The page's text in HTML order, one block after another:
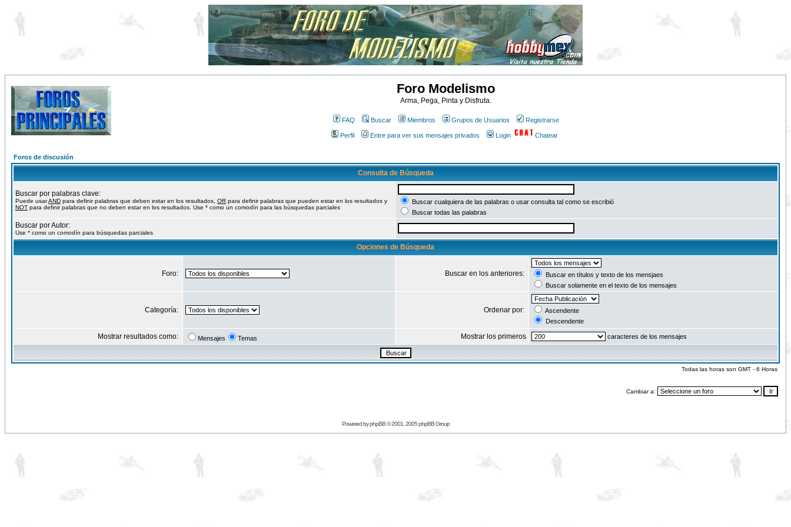
Foro Modelismo
Arma, Pega, Pinta y Disfruta.
FAQ Buscar Miembros Grupos de Usuarios Registrarse
Perfil Entre para ver sus mensajes privados Login Chatear
Foros de discusión
Consulta de Búsqueda
Buscar por palabras clave:
Puede usarAND para definir palabras que deben estar en los resultados, OR para definir palabras que pueden estar en los resultados y
NOT para definir palabras que no deben estar en los resultados. Use * como un comodín para las búsquedas parciales
Buscar cualquiera de las palabras o usar consulta tal como se escribió
Buscar todas las palabras
Buscar por Autor:
Use * como un comodín para búsquedas parciales
Opciones de Búsqueda
Foro: Buscar en los anteriores:
Buscar en títulos y texto de los mensjaes
Buscar solamente en el texto de los mensajes
Categoría: Ordenar por:
Ascendente
Descendente
Mostrar resultados como: Mensajes Temas Mostrar los primeros caracteres de los mensajes
Todas las horas son GMT - 6 Horas
Cambiar a:
Powered byphpBB© 2001, 2005 phpBB Group